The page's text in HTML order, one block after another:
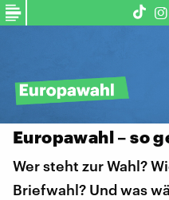
Europawahl – so
Wer steht zur Wahl?
Briefwahl? Und was